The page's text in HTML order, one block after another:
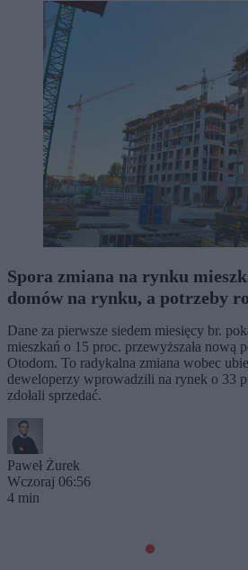
Spora zmiana na rynku
domów na rynku, a potrzeby
Dane za pierwsze siedem miesięcy br.
mieszkań o 15 proc. przewyższała nową
Otodom. To radykalna zmiana wobec
deweloperzy wprowadzili na rynek o 33
zdołali sprzedać.
Paweł Żurek
Wczoraj 06:56
4 min